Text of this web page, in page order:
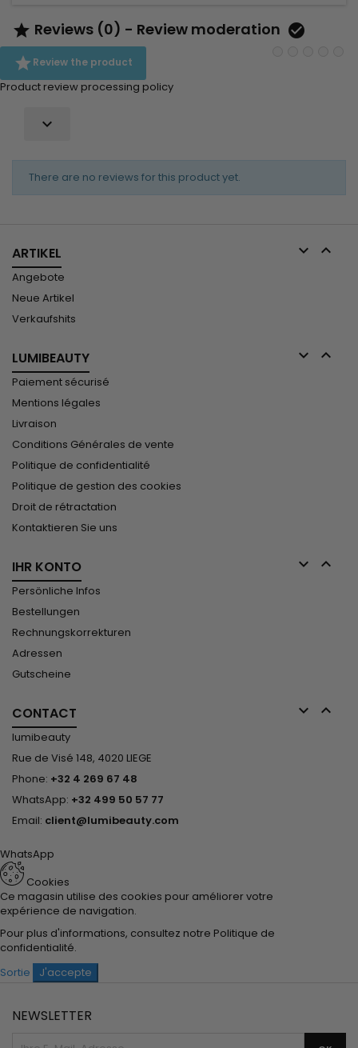
 Reviews (0) - Review moderation 
Review the product
Product review processing policy

There are no reviews for this product yet.
ARTIKEL  
Angebote
Neue Artikel
Verkaufshits
LUMIBEAUTY  
Paiement sécurisé
Mentions légales
Livraison
Conditions Générales de vente
Politique de confidentialité
Politique de gestion des cookies
Droit de rétractation
Kontaktieren Sie uns
IHR KONTO  
Persönliche Infos
Bestellungen
Rechnungskorrekturen
Adressen
Gutscheine
CONTACT  
lumibeauty
Rue de Visé 148, 4020 LIEGE
Phone: +32 4 269 67 48
WhatsApp: +32 499 50 57 77
Email: client@lumibeauty.com
WhatsApp
Cookies
Ce magasin utilise des cookies pour améliorer votre
expérience de navigation.
Pour plus d'informations, consultez notre Politique de
confidentialité.
Sortie
J'accepte
NEWSLETTER